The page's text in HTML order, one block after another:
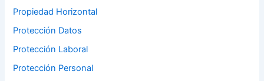
Propiedad Horizontal
Protección Datos
Protección Laboral
Protección Personal